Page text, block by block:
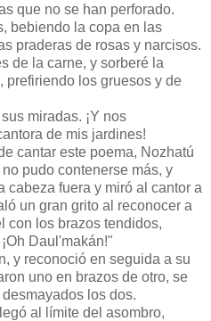
que no se han perforado.
bebiendo la copa en las
praderas de rosas y narcisos.
de la carne, y sorberé la
los gruesos y de
miradas. ¡Y nos
de mis jardines!
cantar este poema, Nozhatú
pudo contenerse más, y
cabeza fuera y miró al cantor a
un gran grito al reconocer a
con los brazos tendidos,
Daul'makán!"
y reconoció en seguida a su
uno en brazos de otro, se
los dos.
al límite del asombro,